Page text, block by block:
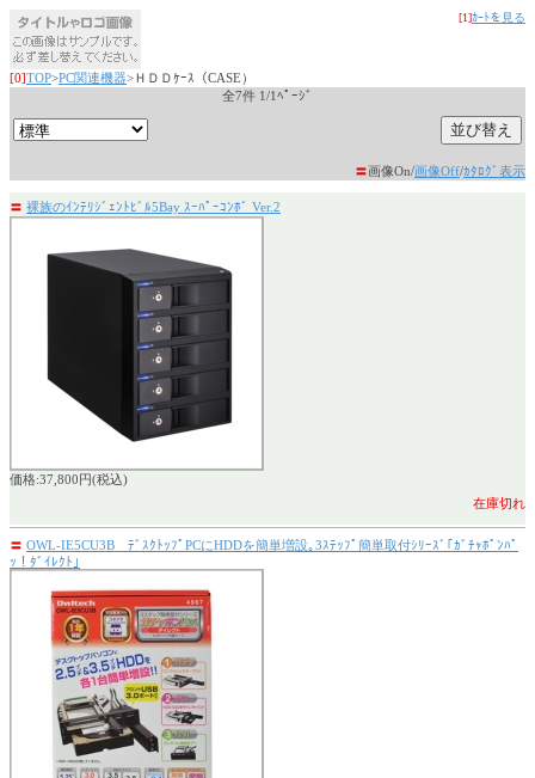
[1]ｶｰﾄを見る
[0]TOP>PC関連機器>ＨＤＤｹｰｽ（CASE）
全7件 1/1ﾍﾟｰｼﾞ
〓画像On/画像Off/ｶﾀﾛｸﾞ表示
〓 裸族のｲﾝﾃﾘｼﾞｪﾝﾄﾋﾞﾙ5Bay ｽｰﾊﾟｰｺﾝﾎﾞ Ver.2
価格:37,800円(税込)
在庫切れ
〓 OWL-IE5CU3B ﾃﾞｽｸﾄｯﾌﾟPCにHDDを簡単増設｡3ｽﾃｯﾌﾟ簡単取付ｼﾘｰｽﾞ｢ｶﾞﾁｬﾎﾟﾝﾊﾟ
ｯ！ﾀﾞｲﾚｸﾄ｣